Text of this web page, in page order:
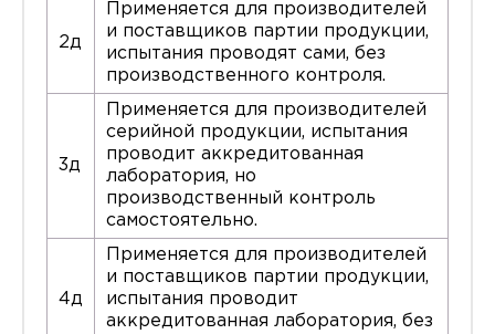
2д
Применяется для производителей
и поставщиков партии продукции,
испытания проводят сами, без
производственного контроля.
3д
Применяется для производителей
серийной продукции, испытания
проводит аккредитованная
лаборатория, но
производственный контроль
самостоятельно.
4д
Применяется для производителей
и поставщиков партии продукции,
испытания проводит
аккредитованная лаборатория, без